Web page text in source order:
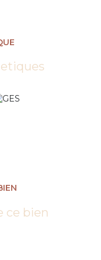
climatisée et
idéal pour profiter
ce bien